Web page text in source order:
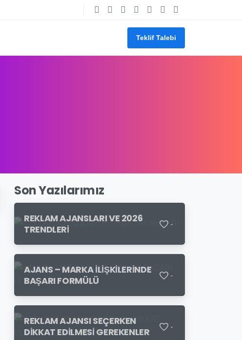
Teklif Talebi
Son Yazılarımız
REKLAM AJANSLARI VE 2026
TRENDLERİ
-
AJANS – MARKA İLİŞKİLERİNDE
BAŞARI FORMÜLÜ
-
REKLAM AJANSI SEÇERKEN
DİKKAT EDİLMESİ GEREKENLER
-